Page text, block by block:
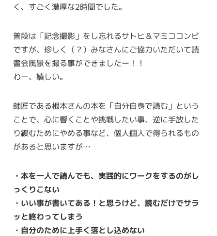
く、すごく濃厚な2時間でした。
普段は「記念撮影」をし忘れるサトヒ＆マミココンビ
ですが、珍しく（？）みなさんにご協力いただいて読
書会風景を撮る事ができましたー！！
わー、嬉しい。
師匠である根本さんの本を「自分自身で読む」という
ことで、心に響くことや挑戦したい事、逆に手放した
り緩むためにやめる事など、個人個人で得られるもの
があると思いますが…
・本を一人で読んでも、実践的にワークをするのがし
っくりこない
・いい事が書いてある！と思うけど、読むだけでサラ
ッと終わってしまう
・自分のために上手く落とし込めない